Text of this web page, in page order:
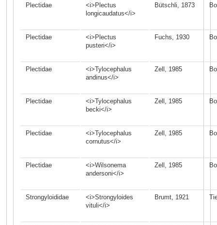
Plectidae
<i>Plectus
longicaudatus</i>
Bütschli, 1873
Plectidae
<i>Plectus
pusteri</i>
Fuchs, 1930
Plectidae
<i>Tylocephalus
andinus</i>
Zell, 1985
Plectidae
<i>Tylocephalus
becki</i>
Zell, 1985
Plectidae
<i>Tylocephalus
cornutus</i>
Zell, 1985
Plectidae
<i>Wilsonema
andersoni</i>
Zell, 1985
Strongyloididae
<i>Strongyloides
vituli</i>
Brumt, 1921